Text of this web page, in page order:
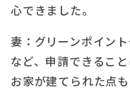
心できました。
妻：グリーンポイン
など、申請できるこ
お家が建てられた点も